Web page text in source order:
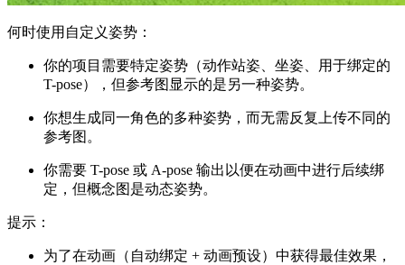
何时使用自定义姿势：
你的项目需要特定姿势（动作站姿、坐姿、用于绑定的
T-pose），但参考图显示的是另一种姿势。
你想生成同一角色的多种姿势，而无需反复上传不同的
参考图。
你需要 T-pose 或 A-pose 输出以便在动画中进行后续绑
定，但概念图是动态姿势。
提示：
为了在动画（自动绑定 + 动画预设）中获得最佳效果，